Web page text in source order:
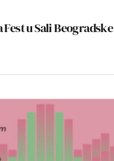
u Sali Beogradske